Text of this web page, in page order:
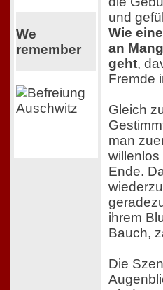
We
remember
und
Wie
an
geht,
Fremde
Gleich
man
willenlos
Ende.
ihrem
Bauch,
Die